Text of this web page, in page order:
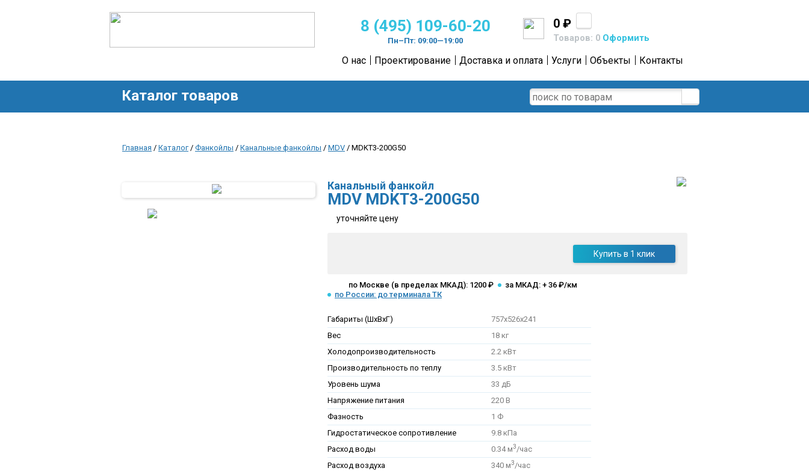
8 (495) 109-60-20
Пн–Пт: 09:00—19:00
0 ₽
Товаров: 0 Оформить
О нас Проектирование Доставка и оплата Услуги Объекты Контакты
Каталог товаров
Главная / Каталог/ Фанкойлы / Канальные фанкойлы / MDV / MDKT3-200G50
Канальный фанкойл
MDV MDKT3-200G50
уточняйте цену
Купить в 1 клик
по Москве (в пределах МКАД): 1200 ₽
за МКАД: + 36 ₽/км
по России: до терминала ТК
Габариты (ШхВхГ)
757x526x241
Вес
18 кг
Холодопроизводительность
2.2 кВт
Производительность по теплу
3.5 кВт
Уровень шума
33 дБ
Напряжение питания
220 В
Фазность
1 Ф
Гидростатическое сопротивление
9.8 кПа
Расход воды
0.34 м3/час
Расход воздуха
340 м3/час